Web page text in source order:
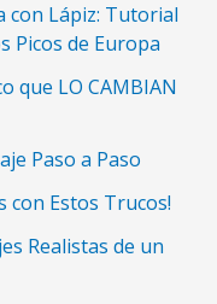
con Lápiz: Tutorial
Picos de Europa
que LO CAMBIAN
Paso a Paso
con Estos Trucos!
Realistas de un